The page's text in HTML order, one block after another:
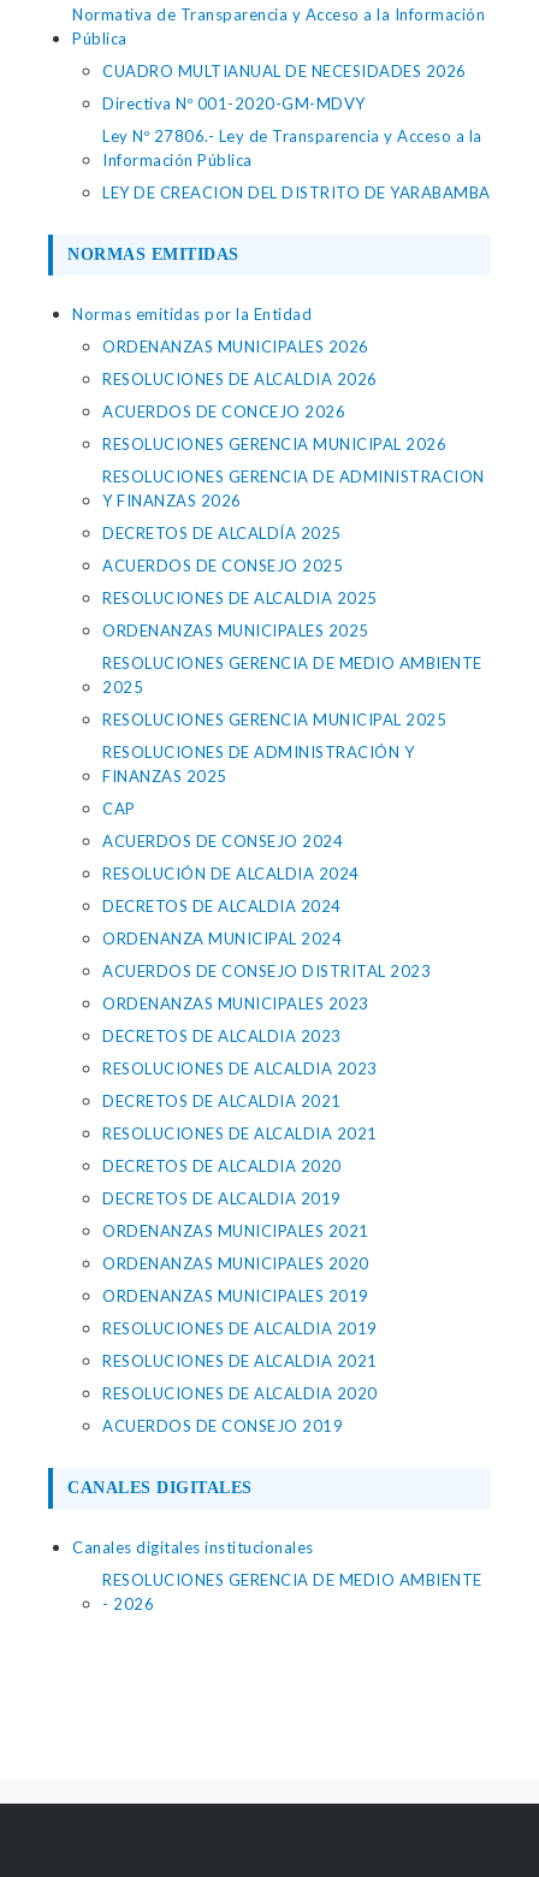
Normativa de Transparencia y Acceso a la Información
Pública
CUADRO MULTIANUAL DE NECESIDADES 2026
Directiva Nº 001-2020-GM-MDVY
Ley Nº 27806.- Ley de Transparencia y Acceso a la
Información Pública
LEY DE CREACION DEL DISTRITO DE YARABAMBA
NORMAS EMITIDAS
Normas emitidas por la Entidad
ORDENANZAS MUNICIPALES 2026
RESOLUCIONES DE ALCALDIA 2026
ACUERDOS DE CONCEJO 2026
RESOLUCIONES GERENCIA MUNICIPAL 2026
RESOLUCIONES GERENCIA DE ADMINISTRACION
Y FINANZAS 2026
DECRETOS DE ALCALDÍA 2025
ACUERDOS DE CONSEJO 2025
RESOLUCIONES DE ALCALDIA 2025
ORDENANZAS MUNICIPALES 2025
RESOLUCIONES GERENCIA DE MEDIO AMBIENTE
2025
RESOLUCIONES GERENCIA MUNICIPAL 2025
RESOLUCIONES DE ADMINISTRACIÓN Y
FINANZAS 2025
CAP
ACUERDOS DE CONSEJO 2024
RESOLUCIÓN DE ALCALDIA 2024
DECRETOS DE ALCALDIA 2024
ORDENANZA MUNICIPAL 2024
ACUERDOS DE CONSEJO DISTRITAL 2023
ORDENANZAS MUNICIPALES 2023
DECRETOS DE ALCALDIA 2023
RESOLUCIONES DE ALCALDIA 2023
DECRETOS DE ALCALDIA 2021
RESOLUCIONES DE ALCALDIA 2021
DECRETOS DE ALCALDIA 2020
DECRETOS DE ALCALDIA 2019
ORDENANZAS MUNICIPALES 2021
ORDENANZAS MUNICIPALES 2020
ORDENANZAS MUNICIPALES 2019
RESOLUCIONES DE ALCALDIA 2019
RESOLUCIONES DE ALCALDIA 2021
RESOLUCIONES DE ALCALDIA 2020
ACUERDOS DE CONSEJO 2019
CANALES DIGITALES
Canales digitales institucionales
RESOLUCIONES GERENCIA DE MEDIO AMBIENTE
- 2026